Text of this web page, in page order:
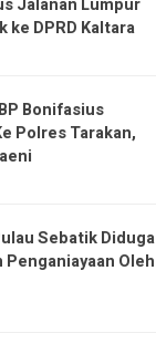
Jalanan Lumpur
ke DPRD Kaltara
Bonifasius
Polres Tarakan,
Sebatik Diduga
Oleh